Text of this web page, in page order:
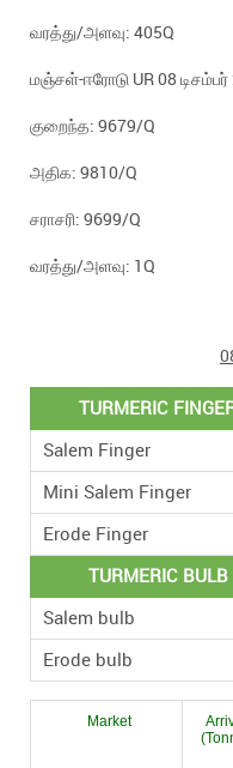
வரத்து/அளவு: 405Q
மஞ்சள்-ஈரோடு UR 08 டிசம்பர்
குறைந்த: 9679/Q
அதிக: 9810/Q
சராசரி: 9699/Q
வரத்து/அளவு: 1Q
TURMERIC
Salem Finger
Mini Salem Finger
Erode Finger
TURMERIC BULB
Salem bulb
Erode bulb
Market